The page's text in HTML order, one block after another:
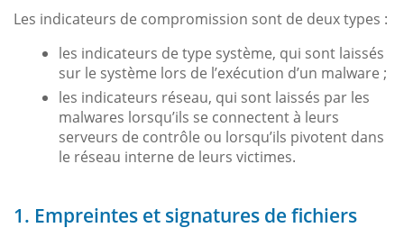
Les indicateurs de compromission sont de deux types :
les indicateurs de type système, qui sont laissés
sur le système lors de l’exécution d’un malware ;
les indicateurs réseau, qui sont laissés par les
malwares lorsqu’ils se connectent à leurs
serveurs de contrôle ou lorsqu’ils pivotent dans
le réseau interne de leurs victimes.
1. Empreintes et signatures de fichiers